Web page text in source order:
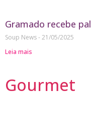
Gramado recebe
Soup News 21/05/2025
Leia mais
Gourmet